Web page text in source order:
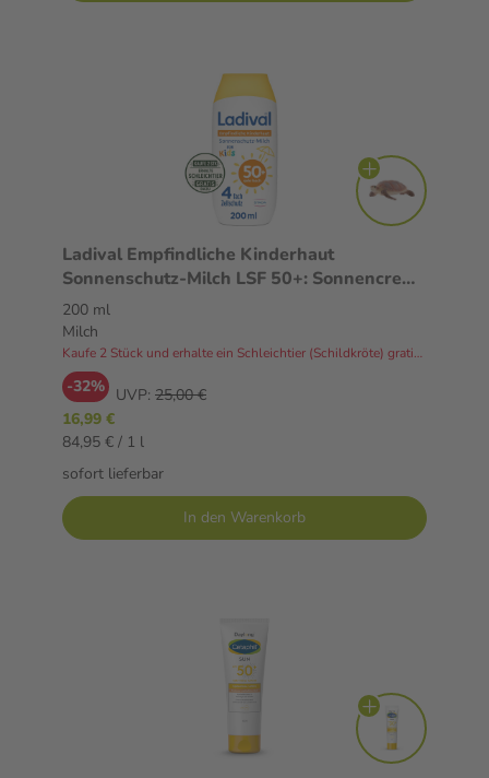
Ladival Empfindliche Kinderhaut
Sonnenschutz-Milch LSF 50+: Sonnencreme
für Kinder und Babys ab 6 Monaten, extra
wasserfest, mit 4-fach Zellschutz, 200ml
200 ml
Milch
Kaufe 2 Stück und erhalte ein Schleichtier (Schildkröte) gratis dazu!
-32% UVP: 25,00 €
16,99 €
84,95 € / 1 l
sofort lieferbar
In den Warenkorb